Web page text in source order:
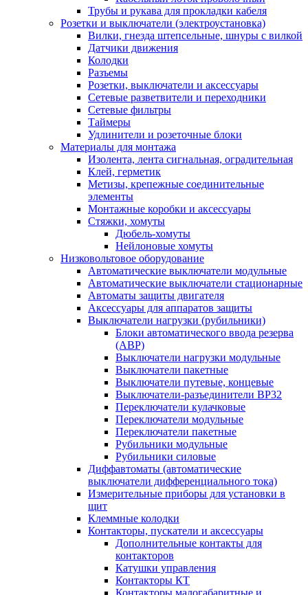
Трубы и рукава для прокладки кабеля
Розетки и выключатели (электроустановка)
Вилки, гнезда штепсельные, шнуры с вилкой
Датчики движения
Колодки
Разъемы
Розетки, выключатели и аксессуары
Сетевые разветвители и переходники
Сетевые фильтры
Таймеры
Удлинители и розеточные блоки
Материалы для монтажа
Изолента, лента сигнальная, оградительная
Клей, герметик
Метизы, крепежные соединительные
элементы
Монтажные коробки и аксессуары
Стяжки, хомуты
Дюбель-хомуты
Нейлоновые хомуты
Низковольтовое оборудование
Автоматические выключатели модульные
Автоматические выключатели стационарные
Автоматы защиты двигателя
Аксессуары для аппаратов защиты
Выключатели нагрузки (рубильники)
Блоки автоматического ввода резерва
(АВР)
Выключатели нагрузки модульные
Выключатели пакетные
Выключатели путевые, концевые
Выключатели-разъединители ВР32
Переключатели кулачковые
Переключатели модульные
Переключатели пакетные
Рубильники модульные
Рубильники силовые
Диффавтоматы (автоматические
выключатели дифференциального тока)
Измерительные приборы для установки в
щит
Клеммные колодки
Контакторы, пускатели и аксессуары
Дополнительные контакты для
контакторов
Катушки управления
Контакторы КТ
Контакторы малогабаритные и